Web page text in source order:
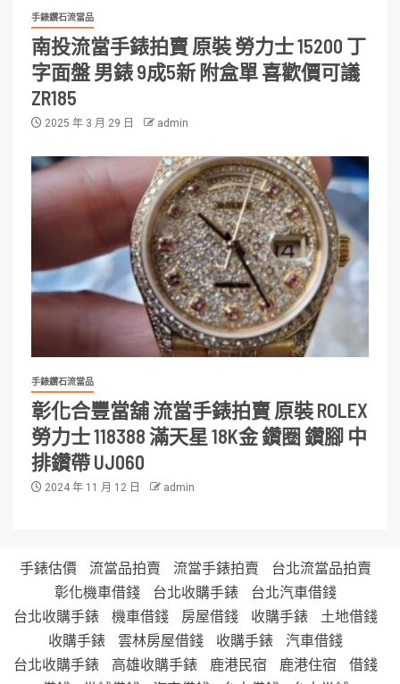
手錶鑽石流當品
南投流當手錶拍賣 原裝 勞力士 15200 丁
字面盤 男錶 9成5新 附盒單 喜歡價可議
ZR185
2025 年 3 月 29 日 admin
手錶鑽石流當品
彰化合豐當舖 流當手錶拍賣 原裝 ROLEX
勞力士 118388 滿天星 18K金 鑽圈 鑽腳 中
排鑽帶 UJ060
2024 年 11 月 12 日 admin
手錶估價 流當品拍賣 流當手錶拍賣
台北流當品拍賣
彰化機車借錢
台北收購手錶
台北汽車借錢
台北收購手錶
機車借錢 房屋借錢 收購手錶
土地借錢
收購手錶
雲林房屋借錢 收購手錶
汽車借錢
台北收購手錶
高雄收購手錶 鹿港民宿 鹿港住宿
借錢